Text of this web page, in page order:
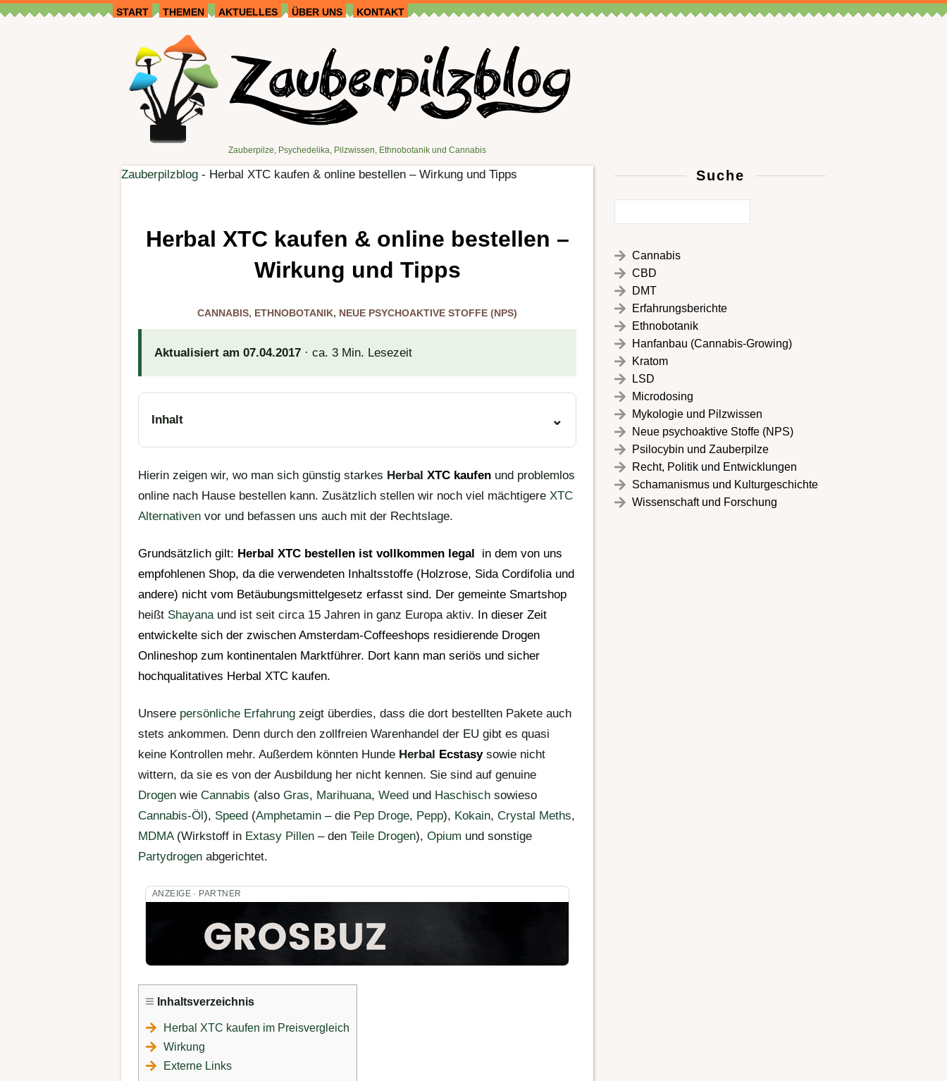
START THEMEN AKTUELLES ÜBER UNS KONTAKT
Zauberpilze, Psychedelika, Pilzwissen, Ethnobotanik und Cannabis
Zauberpilzblog - Herbal XTC kaufen & online bestellen – Wirkung und Tipps
Herbal XTC kaufen & online bestellen –
Wirkung und Tipps
CANNABIS, ETHNOBOTANIK, NEUE PSYCHOAKTIVE STOFFE (NPS)
Aktualisiert am 07.04.2017· ca. 3 Min. Lesezeit
Inhalt
Hierin zeigen wir, wo man sich günstig starkes Herbal XTC kaufen und problemlos
online nach Hause bestellen kann. Zusätzlich stellen wir noch viel mächtigere XTC
Alternativen vor und befassen uns auch mit der Rechtslage.
Grundsätzlich gilt: Herbal XTC bestellen ist vollkommen legal
in dem von uns
empfohlenen Shop, da die verwendeten Inhaltsstoffe (Holzrose, Sida Cordifolia und
andere) nicht vom Betäubungsmittelgesetz erfasst sind. Der gemeinte Smartshop
heißt Shayanaund ist seit circa 15 Jahren in ganz Europa aktiv.
In dieser Zeit
entwickelte sich der zwischen Amsterdam-Coffeeshops residierende Drogen
Onlineshop zum kontinentalen Marktführer. Dort kann man seriös und sicher
hochqualitatives Herbal XTC kaufen.
Unsere persönliche Erfahrung zeigt überdies, dass die dort bestellten Pakete auch
stets ankommen. Denn durch den zollfreien Warenhandel der EU gibt es quasi
keine Kontrollen mehr. Außerdem könnten Hunde Herbal Ecstasysowie nicht
wittern, da sie es von der Ausbildung her nicht kennen. Sie sind auf genuine
Drogen wie Cannabis (also Gras, Marihuana, Weed und Haschisch sowieso
Cannabis-Öl ), Speed (Amphetamin – die Pep Droge, Pepp), Kokain, Crystal Meths,
MDMA (Wirkstoff in Extasy Pillen – den Teile Drogen), Opium und sonstige
Partydrogen abgerichtet.
ANZEIGE · PARTNER
Inhaltsverzeichnis
Herbal XTC kaufen im Preisvergleich
Wirkung
Externe Links
Suche
Cannabis
CBD
DMT
Erfahrungsberichte
Ethnobotanik
Hanfanbau (Cannabis-Growing)
Kratom
LSD
Microdosing
Mykologie und Pilzwissen
Neue psychoaktive Stoffe (NPS)
Psilocybin und Zauberpilze
Recht, Politik und Entwicklungen
Schamanismus und Kulturgeschichte
Wissenschaft und Forschung